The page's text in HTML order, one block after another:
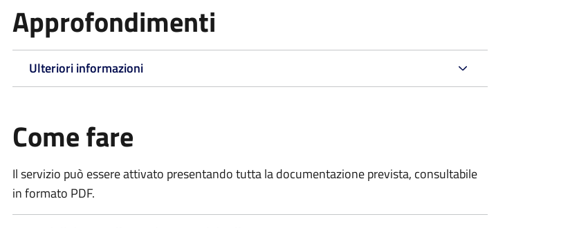
Approfondimenti
Ulteriori informazioni
Come fare
Il servizio può essere attivato presentando tutta la documentazione prevista, consultabile
in formato PDF.